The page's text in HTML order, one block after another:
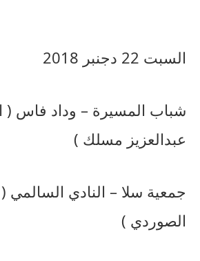
السبت 22 دجنبر 2018
شباب المسيرة – وداد فاس (
عبدالعزيز مسلك )
جمعية سلا – النادي
الصوردي )